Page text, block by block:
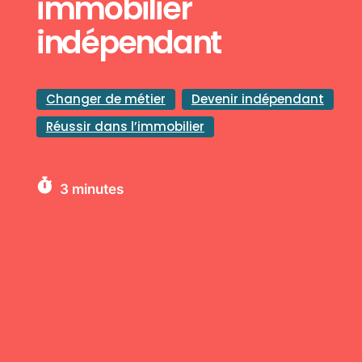
immobilier
indépendant
Changer de métier
Devenir indépendant
Réussir dans l’immobilier
3 minutes